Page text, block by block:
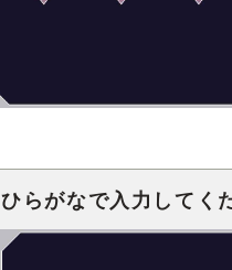
ひらがなで入力してく